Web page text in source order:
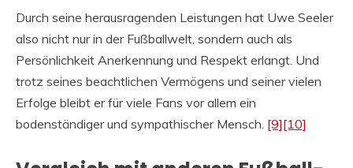
Durch seine herausragenden Leistungen hat Uwe Seeler
also nicht nur in der Fußballwelt, sondern auch als
Persönlichkeit Anerkennung und Respekt erlangt. Und
trotz seines beachtlichen Vermögens und seiner vielen
Erfolge bleibt er für viele Fans vor allem ein
bodenständiger und sympathischer Mensch. [9][10]